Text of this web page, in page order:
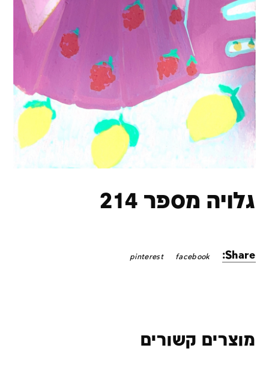
גלויה מספר 214
Share:
facebook
pinterest
מוצרים קשורים